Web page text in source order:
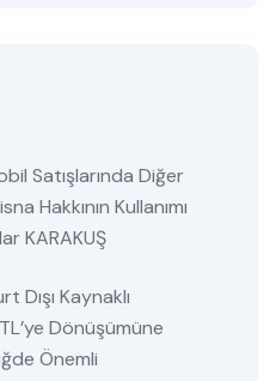
Satışlarında Diğer
Hakkının Kullanımı
KARAKUŞ
Dışı Kaynaklı
Dönüşümüne
Önemli